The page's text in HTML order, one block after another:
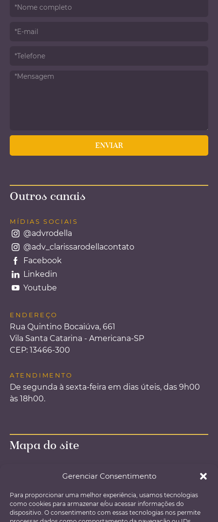
Gerenciar Consentimento
Para proporcionar uma melhor experiência, usamos tecnologias
como cookies para armazenar e/ou acessar informações do
dispositivo. O consentimento com essas tecnologias nos permite
Outros canais
MÍDIAS SOCIAIS
@advrodella
@adv_clarissarodellacontato
Facebook
Linkedin
Youtube
ENDEREÇO
Rua Quintino Bocaiúva, 661
Vila Santa Catarina - Americana-SP
CEP: 13466-300
ATENDIMENTO
De segunda à sexta-feira em dias úteis, das 9h00
às 18h00.
Mapa do site
Página inicial – Home
Áreas de atuação
Agendamento de consultas